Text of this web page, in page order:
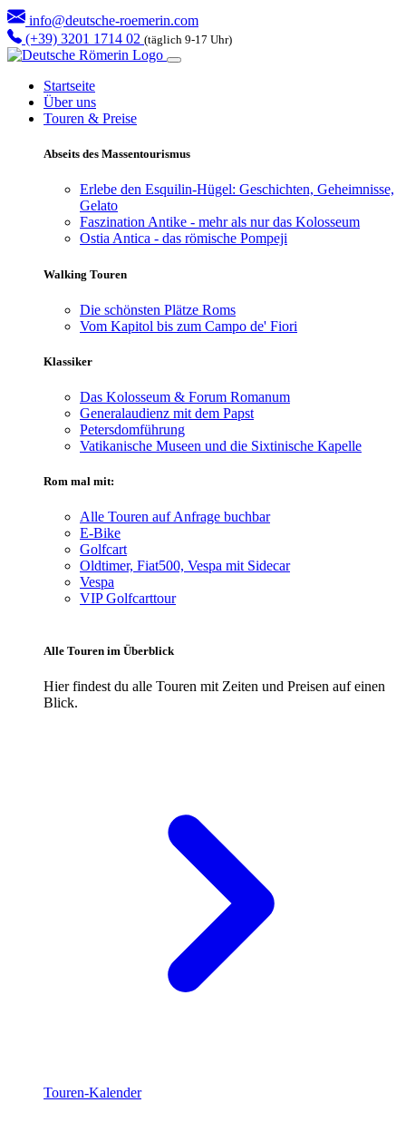
info@deutsche-roemerin.com
(+39) 3201 1714 02 (täglich 9-17 Uhr)
Startseite
Über uns
Touren & Preise
Abseits des Massentourismus
Erlebe den Esquilin-Hügel: Geschichten, Geheimnisse,
Gelato
Faszination Antike - mehr als nur das Kolosseum
Ostia Antica - das römische Pompeji
Walking Touren
Die schönsten Plätze Roms
Vom Kapitol bis zum Campo de' Fiori
Klassiker
Das Kolosseum & Forum Romanum
Generalaudienz mit dem Papst
Petersdomführung
Vatikanische Museen und die Sixtinische Kapelle
Rom mal mit:
Alle Touren auf Anfrage buchbar
E-Bike
Golfcart
Oldtimer, Fiat500, Vespa mit Sidecar
Vespa
VIP Golfcarttour
Alle Touren im Überblick
Hier findest du alle Touren mit Zeiten und Preisen auf einen
Blick.
Touren-Kalender